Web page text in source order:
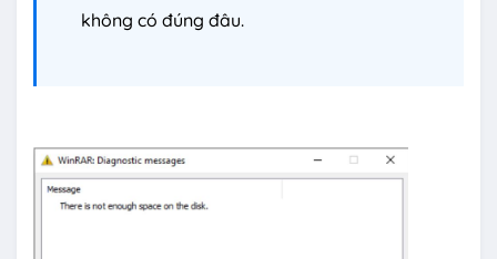
không có đúng đâu.